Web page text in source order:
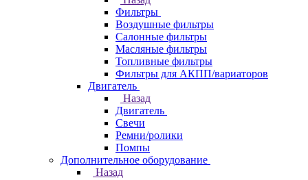
Фильтры
Воздушные фильтры
Салонные фильтры
Масляные фильтры
Топливные фильтры
Фильтры для АКПП/вариаторов
Двигатель
Назад
Двигатель
Свечи
Ремни/ролики
Помпы
Дополнительное оборудование
Назад